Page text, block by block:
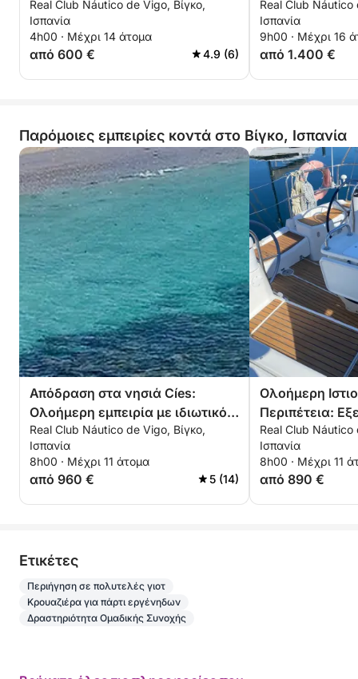
Real Club Náutico de Vigo, Βίγκο,
Ισπανία
4h00 · Μέχρι 14 άτομα
από 600 € 4.9 (6)
μηχανοκίνητο
Real Club Náutico
Ισπανία
9h00 · Μέχρι 16
από 1.400 €
Παρόμοιες εμπειρίες κοντά στο Βίγκο, Ισπανία
Απόδραση στα νησιά Cíes:
Ολοήμερη εμπειρία με ιδιωτικό
σκάφος
Real Club Náutico de Vigo, Βίγκο,
Ισπανία
8h00 · Μέχρι 11 άτομα
από 960 € 5 (14)
Ολοήμερη
Περιπέτεια:
Βίγκο
Real Club Náutico
Ισπανία
8h00 · Μέχρι 11
από 890 €
Eτικέτες
Περιήγηση σε πολυτελές γιοτ
Κρουαζιέρα για πάρτι εργένηδων
Δραστηριότητα Ομαδικής Συνοχής